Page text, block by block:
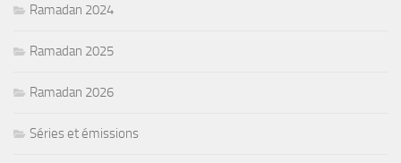
Ramadan 2024
Ramadan 2025
Ramadan 2026
Séries et émissions